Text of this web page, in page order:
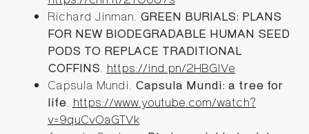
Richard Jinman. GREEN BURIALS: PLANS
FOR NEW BIODEGRADABLE HUMAN SEED
PODS TO REPLACE TRADITIONAL
COFFINS. https://ind.pn/2HBGlVe
Capsula Mundi. Capsula Mundi: a tree for
life. https://www.youtube.com/watch?
v=9quCvOaGTVk